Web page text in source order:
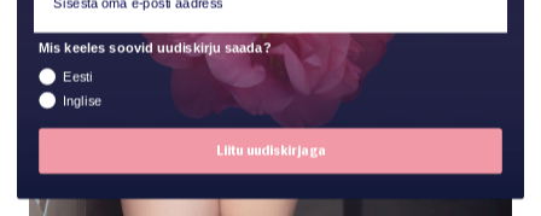
Mis keeles soovid uudiskirju saada?
Eesti
Inglise
Liitu uudiskirjaga